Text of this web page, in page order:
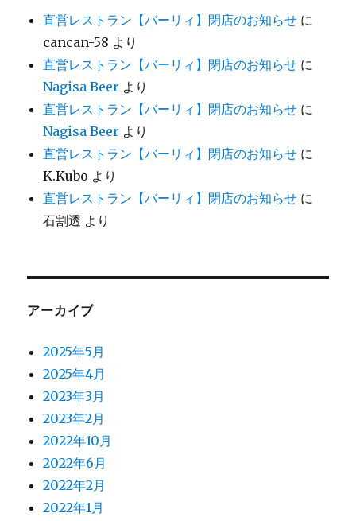
直営レストラン【バーリィ】閉店のお知らせ に
cancan-58 より
直営レストラン【バーリィ】閉店のお知らせ に
Nagisa Beer より
直営レストラン【バーリィ】閉店のお知らせ に
Nagisa Beer より
直営レストラン【バーリィ】閉店のお知らせ に
K.Kubo より
直営レストラン【バーリィ】閉店のお知らせ に
石割透 より
アーカイブ
2025年5月
2025年4月
2023年3月
2023年2月
2022年10月
2022年6月
2022年2月
2022年1月